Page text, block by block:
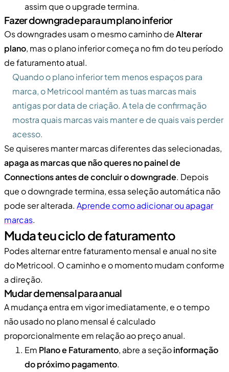
assim que o upgrade termina.
Fazer downgrade para um plano inferior
Os downgrades usam o mesmo caminho deAlterar
plano, mas o plano inferior começa no fim do teu período
de faturamento atual.
Quando o plano inferior tem menos espaços para
marca, o Metricool mantém as tuas marcas mais
antigas por data de criação. A tela de confirmação
mostra quais marcas vais manter e de quais vais perder
acesso.
Se quiseres manter marcas diferentes das selecionadas,
apaga as marcas que não queres no painel de
Connections antes de concluir o downgrade. Depois
que o downgrade termina, essa seleção automática não
pode ser alterada. Aprende como adicionar ou apagar
marcas.
Muda teu ciclo de faturamento
Podes alternar entre faturamento mensal e anual no site
do Metricool. O caminho e o momento mudam conforme
a direção.
Mudar de mensal para anual
A mudança entra em vigor imediatamente, e o tempo
não usado no plano mensal é calculado
proporcionalmente em relação ao preço anual.
Em Plano e Faturamento, abre a seçãoinformação
do próximo pagamento.